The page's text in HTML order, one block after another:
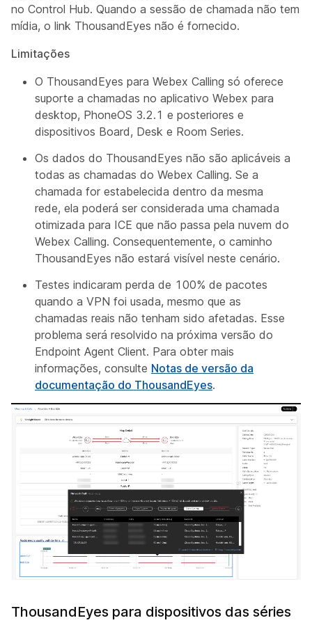
no Control Hub. Quando a sessão de chamada não tem
mídia, o link ThousandEyes não é fornecido.
Limitações
O ThousandEyes para Webex Calling só oferece
suporte a chamadas no aplicativo Webex para
desktop, PhoneOS 3.2.1 e posteriores e
dispositivos Board, Desk e Room Series.
Os dados do ThousandEyes não são aplicáveis a
todas as chamadas do Webex Calling. Se a
chamada for estabelecida dentro da mesma
rede, ela poderá ser considerada uma chamada
otimizada para ICE que não passa pela nuvem do
Webex Calling. Consequentemente, o caminho
ThousandEyes não estará visível neste cenário.
Testes indicaram perda de 100% de pacotes
quando a VPN foi usada, mesmo que as
chamadas reais não tenham sido afetadas. Esse
problema será resolvido na próxima versão do
Endpoint Agent Client. Para obter mais
informações, consulte Notas de versão da
documentação do ThousandEyes.
ThousandEyes para dispositivos das séries